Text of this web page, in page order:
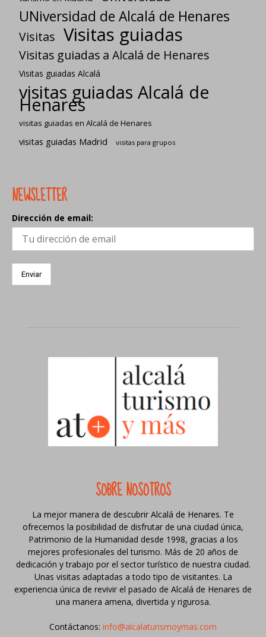
UNiversidad de Alcalá de Henares
Visitas Visitas guiadas
Visitas guiadas a Alcalá de Henares
Visitas guiadas Alcalá
visitas guiadas Alcalá de
Henares
visitas guiadas en Alcalá de Henares
visitas guiadas Madrid visitas para grupos
NEWSLETTER
Dirección de email:
SOBRE NOSOTROS
La mejor manera de descubrir Alcalá de Henares. Te
ofrecemos la posibilidad de disfrutar de una ciudad única,
Patrimonio de la Humanidad desde 1998, gracias a los
mejores profesionales del turismo. Más de 20 años de
dedicación y trabajo por el sector turístico de nuestra ciudad.
Unas visitas adaptadas a todo tipo de visitantes. La
experiencia única de revivir el pasado de Alcalá de Henares de
una manera amena, divertida y rigurosa.
Contáctanos: info@alcalaturismoymas.com